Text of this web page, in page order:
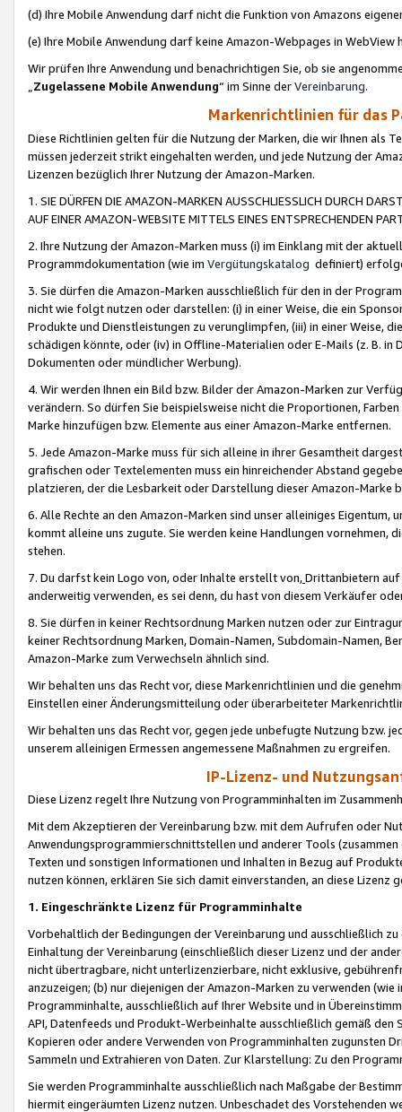
(d) Ihre Mobile Anwendung darf nicht die Funktion von Amazons
(e) Ihre Mobile Anwendung darf keine Amazon-Webpages in WebView
Wir prüfen Ihre Anwendung und benachrichtigen Sie, ob sie
„Zugelassene Mobile Anwendung“ im Sinne derVereinbarung.
Markenrichtlinien für das
Diese Richtlinien gelten für die Nutzung der Marken, die wir Ihnen als
müssen jederzeit strikt eingehalten werden, und jede Nutzung der
Lizenzen bezüglich Ihrer Nutzung der Amazon-Marken.
1. SIE DÜRFEN DIE AMAZON-MARKEN AUSSCHLIESSLICH DURCH
AUF EINER AMAZON-WEBSITE MITTELS EINES ENTSPRECHENDEN
2. Ihre Nutzung der Amazon-Marken muss (i) im Einklang mit der
Programmdokumentation (wie im Vergütungskatalog definiert)
3. Sie dürfen die Amazon-Marken ausschließlich für den in der
nicht wie folgt nutzen oder darstellen: (i) in einer Weise, die ein
Produkte und Dienstleistungen zu verunglimpfen, (iii) in einer Weise,
schädigen könnte, oder (iv) in Offline-Materialien oder E-Mails (z. B. in
Dokumenten oder mündlicher Werbung).
4. Wir werden Ihnen ein Bild bzw. Bilder der Amazon-Marken zur
verändern. So dürfen Sie beispielsweise nicht die Proportionen,
Marke hinzufügen bzw. Elemente aus einer Amazon-Marke entfernen.
5. Jede Amazon-Marke muss für sich alleine in ihrer Gesamtheit
grafischen oder Textelementen muss ein hinreichender Abstand
platzieren, der die Lesbarkeit oder Darstellung dieser Amazon-Marke
6. Alle Rechte an den Amazon-Marken sind unser alleiniges
kommt alleine uns zugute. Sie werden keine Handlungen vornehmen,
stehen.
7. Du darfst kein Logo von, oder Inhalte erstellt von,Drittanbietern auf
anderweitig verwenden, es sei denn, du hast von diesem Verkäufer
8. Sie dürfen in keiner Rechtsordnung Marken nutzen oder zur
keiner Rechtsordnung Marken, Domain-Namen, Subdomain-Namen,
Amazon-Marke zum Verwechseln ähnlich sind.
Wir behalten uns das Recht vor, diese Markenrichtlinien und die
Einstellen einer Änderungsmitteilung oder überarbeiteter
Wir behalten uns das Recht vor, gegen jede unbefugte Nutzung bzw.
unserem alleinigen Ermessen angemessene Maßnahmen zu ergreifen.
IP-Lizenz- und
Diese Lizenz regelt Ihre Nutzung von Programminhalten im
Mit dem Akzeptieren der Vereinbarung bzw. mit dem Aufrufen oder
Anwendungsprogrammierschnittstellen und anderer Tools (zusammen
Texten und sonstigen Informationen und Inhalten in Bezug auf
nutzen können, erklären Sie sich damit einverstanden, an diese Lizenz
1. Eingeschränkte Lizenz für Programminhalte
Vorbehaltlich der Bedingungen der Vereinbarung und ausschließlich
Einhaltung der Vereinbarung (einschließlich dieser Lizenz und der
nicht übertragbare, nicht unterlizenzierbare, nicht exklusive,
anzuzeigen; (b) nur diejenigen der Amazon-Marken zu verwenden
Programminhalte, ausschließlich auf Ihrer Website und in
API, Datenfeeds und Produkt-Werbeinhalte ausschließlich gemäß
Kopieren oder andere Verwenden von Programminhalten zugunsten
Sammeln und Extrahieren von Daten. Zur Klarstellung: Zu den
Sie werden Programminhalte ausschließlich nach Maßgabe der
hiermit eingeräumten Lizenz nutzen. Unbeschadet des Vorstehenden